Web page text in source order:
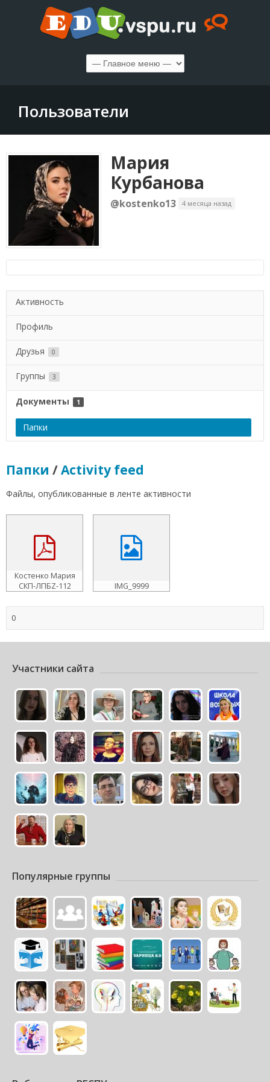
Пользователи
Мария
Курбанова
@kostenko13 4 месяца назад
Активность
Профиль
Друзья 0
Группы 3
Документы 1
Папки
Папки /Activity feed
Файлы, опубликованные в ленте активности
Костенко Мария
CКП-ЛПБZ-112
IMG_9999
0
Участники сайта
Популярные группы